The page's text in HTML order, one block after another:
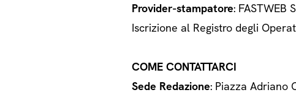
Provider-stampatore: FASTWEB
Iscrizione al Registro degli
COME CONTATTARCI
Sede Redazione: Piazza Adriano